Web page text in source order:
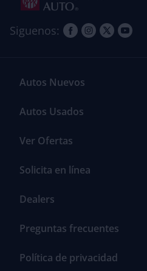
Siguenos:
Autos Nuevos
Autos Usados
Ver Ofertas
Solicita en línea
Dealers
Preguntas frecuentes
Política de privacidad